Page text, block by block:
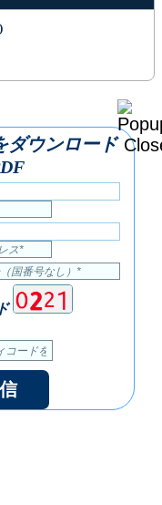
ダウンロード